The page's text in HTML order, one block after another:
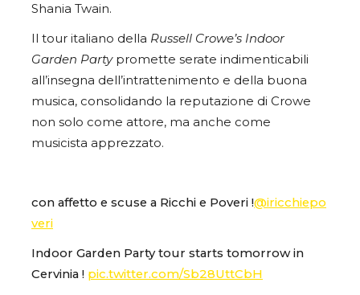
Shania Twain.
Il tour italiano della Russell Crowe’s Indoor
Garden Party promette serate indimenticabili
all’insegna dell’intrattenimento e della buona
musica, consolidando la reputazione di Crowe
non solo come attore, ma anche come
musicista apprezzato.
con affetto e scuse a Ricchi e Poveri !@iricchiepo
veri
Indoor Garden Party tour starts tomorrow in
Cervinia ! pic.twitter.com/Sb28UttCbH